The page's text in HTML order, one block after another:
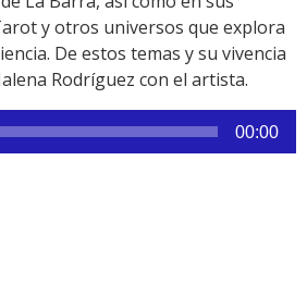
y otros universos que explora
De estos temas y su vivencia
Rodríguez con el artista.
00:00